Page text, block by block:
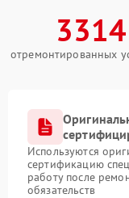
3314
отремонтированных
Используются
сертификацию
работу после
обязательств